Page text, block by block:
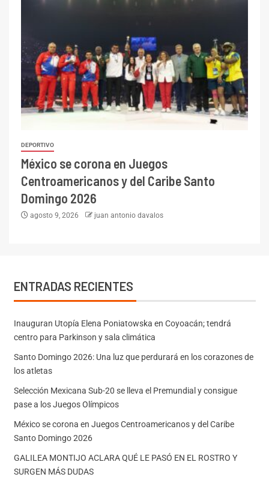
DEPORTIVO
México se corona en Juegos
Centroamericanos y del Caribe Santo
Domingo 2026
agosto 9, 2026 juan antonio davalos
ENTRADAS RECIENTES
Inauguran Utopía Elena Poniatowska en Coyoacán; tendrá
centro para Parkinson y sala climática
Santo Domingo 2026: Una luz que perdurará en los corazones de
los atletas
Selección Mexicana Sub-20 se lleva el Premundial y consigue
pase a los Juegos Olímpicos
México se corona en Juegos Centroamericanos y del Caribe
Santo Domingo 2026
GALILEA MONTIJO ACLARA QUÉ LE PASÓ EN EL ROSTRO Y
SURGEN MÁS DUDAS